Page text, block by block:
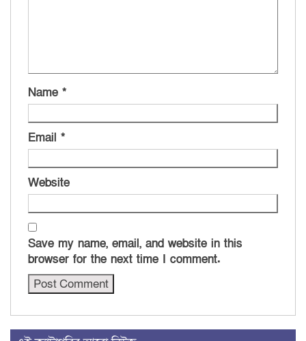
Name *
Email *
Website
Save my name, email, and website in this
browser for the next time I comment.